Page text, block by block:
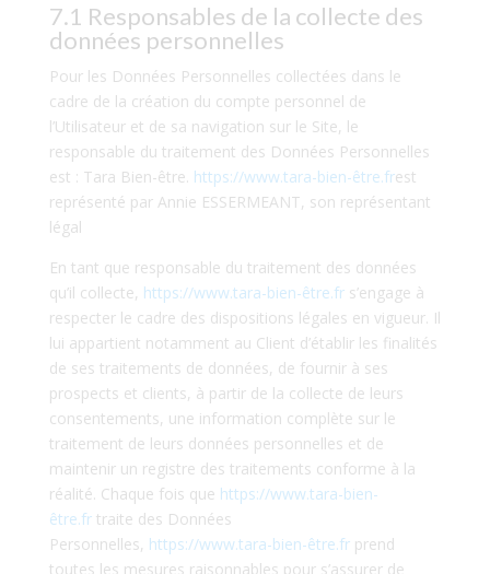
7.1 Responsables de la collecte des
données personnelles
Pour les Données Personnelles collectées dans le
cadre de la création du compte personnel de
l’Utilisateur et de sa navigation sur le Site, le
responsable du traitement des Données Personnelles
est : Tara Bien-être. https://www.tara-bien-être.frest
représenté par Annie ESSERMEANT, son représentant
légal
En tant que responsable du traitement des données
qu’il collecte, https://www.tara-bien-être.frs’engage à
respecter le cadre des dispositions légales en vigueur. Il
lui appartient notamment au Client d’établir les finalités
de ses traitements de données, de fournir à ses
prospects et clients, à partir de la collecte de leurs
consentements, une information complète sur le
traitement de leurs données personnelles et de
maintenir un registre des traitements conforme à la
réalité. Chaque fois que https://www.tara-bien-
être.frtraite des Données
Personnelles, https://www.tara-bien-être.frprend
toutes les mesures raisonnables pour s’assurer de